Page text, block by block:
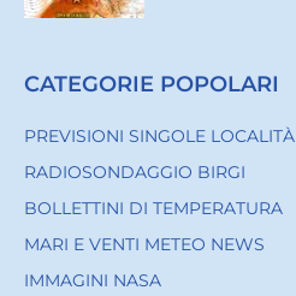
CATEGORIE POPOLARI
PREVISIONI SINGOLE LOCALITÀ
RADIOSONDAGGIO BIRGI
BOLLETTINI DI TEMPERATURA
MARI E VENTI METEO NEWS
IMMAGINI NASA